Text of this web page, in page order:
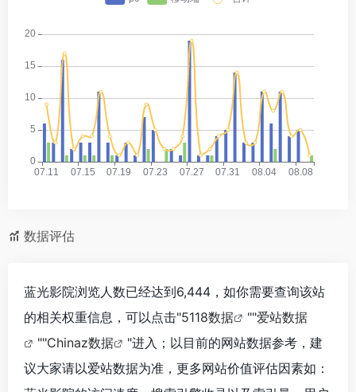
数据评估
蓝光影院浏览人数已经达到6,444，如你需要查询该站
的相关权重信息，可以点击"5118数据 ""爱站数据
""Chinaz数据
"进入；以目前的网站数据参考，建
议大家请以爱站数据为准，更多网站价值评估因素如：